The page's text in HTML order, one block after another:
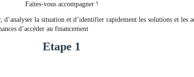
Faites-vous accompagner !
la situation et d’identifier rapidement les solutions et les
d’accéder au financement
Etape 1